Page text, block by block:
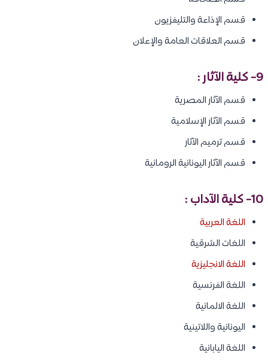
قسم الإذاعة والتليفزيون
قسم العلاقات العامة والإعلان
9- كلية الآثار :
قسم الآثار المصرية
قسم الآثار الإسلامية
قسم ترميم الآثار
قسم الآثار اليونانية الرومانية
10- كلية الآداب :
اللغة العربية
اللغات الشرقية
اللغة الانجليزية
اللغة الفرنسية
اللغة الالمانية
اليونانية واللاتينية
اللغة اليابانية